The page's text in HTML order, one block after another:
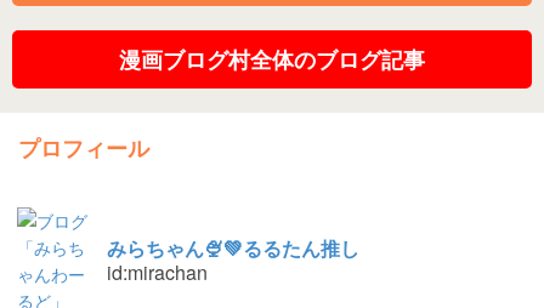
漫画ブログ村全体のブログ記事
プロフィール
みらちゃん🍨💚るるたん推し
id:mirachan